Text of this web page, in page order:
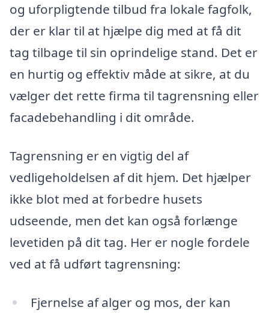
og uforpligtende tilbud fra lokale fagfolk,
der er klar til at hjælpe dig med at få dit
tag tilbage til sin oprindelige stand. Det er
en hurtig og effektiv måde at sikre, at du
vælger det rette firma til tagrensning eller
facadebehandling i dit område.
Tagrensning er en vigtig del af
vedligeholdelsen af dit hjem. Det hjælper
ikke blot med at forbedre husets
udseende, men det kan også forlænge
levetiden på dit tag. Her er nogle fordele
ved at få udført tagrensning:
Fjernelse af alger og mos, der kan